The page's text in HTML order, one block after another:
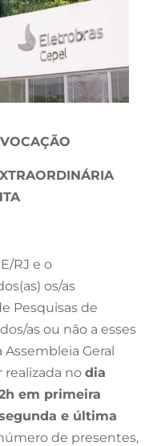
RJ e o
os/as
Pesquisas de
as ou não a esses
Geral
realizada no dia
em primeira
e última
de presentes,